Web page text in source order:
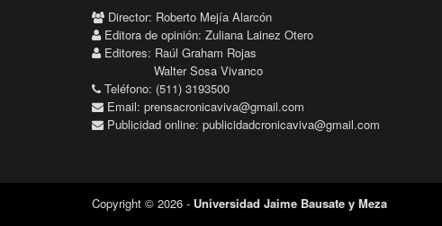
Director: Roberto Mejía Alarcón
Editora de opinión: Zuliana Lainez Otero
Editores: Raúl Graham Rojas
Walter Sosa Vivanco
Teléfono: (511) 3193500
Email: prensacronicaviva@gmail.com
Publicidad online: publicidadcronicaviva@gmail.com
Copyright © 2026 - Universidad Jaime Bausate y Meza